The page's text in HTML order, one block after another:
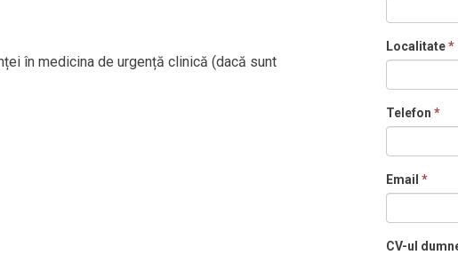
în medicina de urgență clinică (dacă sunt
Localitate*
Telefon *
Email *
CV-ul